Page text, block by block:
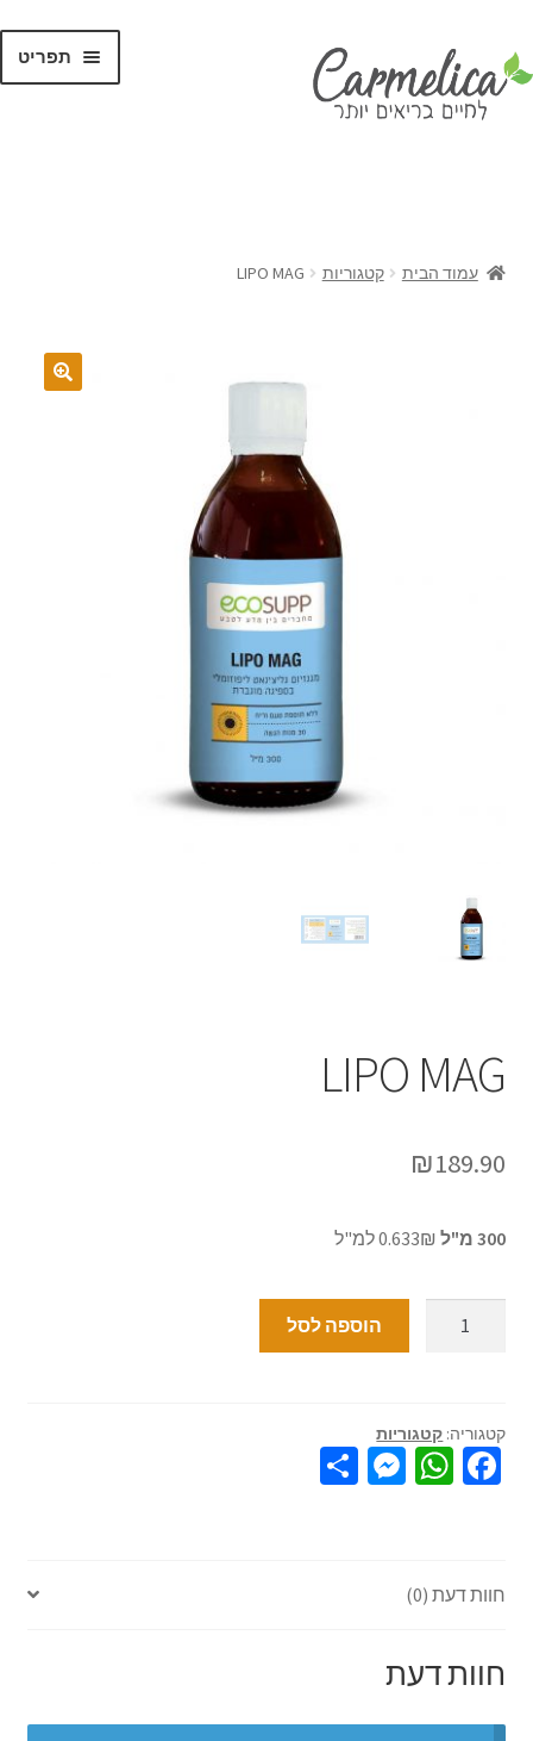
תפריט
עמוד הבית קטגוריות LIPO MAG
LIPO MAG
₪189.90
300 מ"ל 0.633₪ למ"ל
הוספה לסל
קטגוריה: קטגוריות
Fa
o
o
k
W
sA
p
p
M
S
חוות דעת (0)
חוות דעת